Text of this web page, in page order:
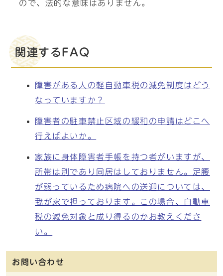
ので、法的な意味はありません。
関連するFAQ
障害がある人の軽自動車税の減免制度はどう
なっていますか？
障害者の駐車禁止区域の緩和の申請はどこへ
行えばよいか。
家族に身体障害者手帳を持つ者がいますが、
所帯は別であり同居はしておりません。足腰
が弱っているため病院への送迎については、
我が家で担っております。この場合、自動車
税の減免対象と成り得るのかお教えくださ
い。
お問い合わせ